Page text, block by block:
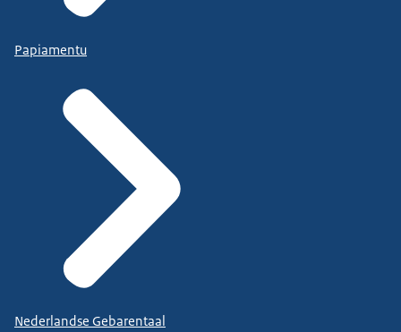
Papiamentu
Nederlandse Gebarentaal